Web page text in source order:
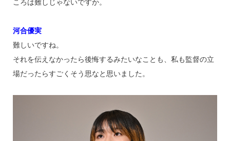
ころは難しじゃないですか。
河合優実
難しいですね。
それを伝えなかったら後悔するみたいなことも、私も監督の立
場だったらすごくそう思なと思いました。